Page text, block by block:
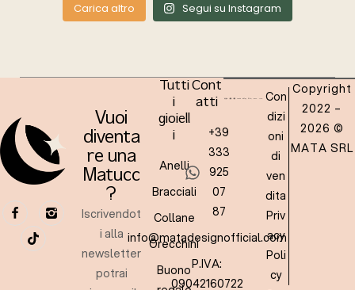
Carica altro Segui su Instagram
Vuoi
diventa
re una
Matucc
?
Iscrivendot
i alla
newsletter
potrai
Tutti
i
gioiell
i
Anelli
Bracciali
Collane
Orecchini
Buono
Cont
atti
+39
333
925
07
87
info@matadesignofficial.com
P.IVA:
09042160722
Con
dizi
oni
di
ven
dita
Priv
acy
Poli
cy
Copyright
2022 –
2026 ©
MATA SRL